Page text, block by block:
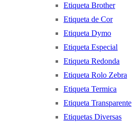
Etiqueta Brother
Etiqueta de Cor
Etiqueta Dymo
Etiqueta Especial
Etiqueta Redonda
Etiqueta Rolo Zebra
Etiqueta Termica
Etiqueta Transparente
Etiquetas Diversas